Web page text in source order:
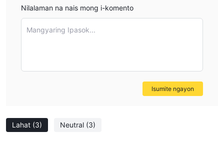
Lahat (3) Neutral (3)
Nilalaman na nais mong i-komento
Mangyaring Ipasok...
Isumite ngayon